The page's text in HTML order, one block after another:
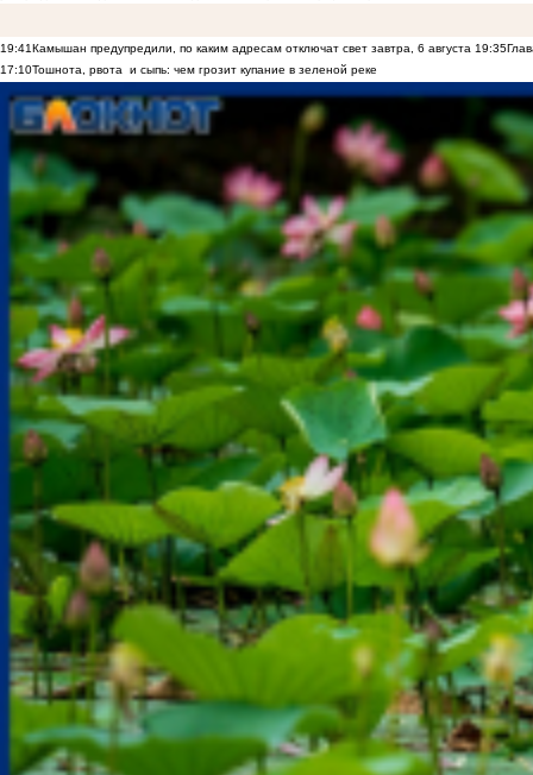
19:41Камышан предупредили, по каким адресам отключат свет завтра, 6 августа 19:35
17:10Тошнота, рвота и сыпь: чем грозит купание в зеленой реке